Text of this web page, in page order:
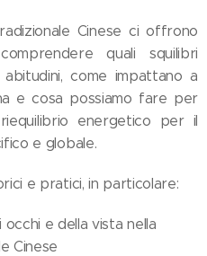
Cinese ci offrono
quali squilibri
come impattano a
e cosa possiamo fare per
energetico per il
e globale.
e pratici, in particolare:
e della vista nella
Cinese